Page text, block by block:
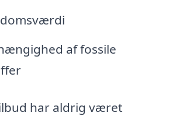
af fossile
har aldrig været